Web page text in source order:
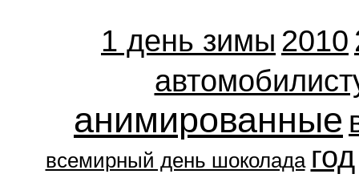
1 день зимы 2010
анимированные
всемирный день шоколада год